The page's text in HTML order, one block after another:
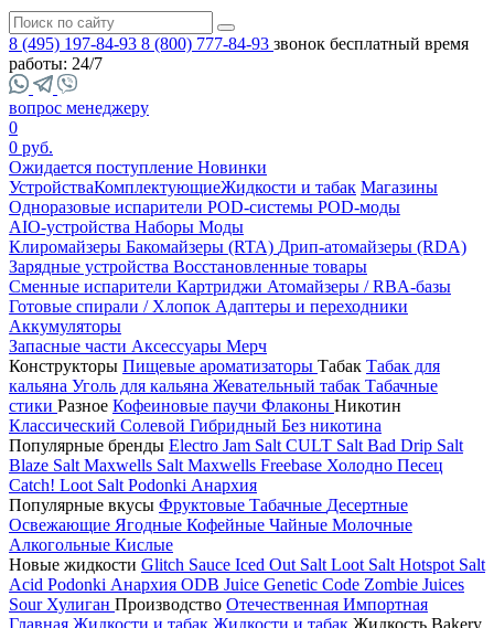
8 (495) 197-84-93 8 (800) 777-84-93 звонок бесплатный время
работы: 24/7
вопрос менеджеру
0
0 руб.
Ожидается поступление Новинки
УстройстваКомплектующиеЖидкости и табак Магазины
Одноразовые испарители POD-системы POD-моды
AIO-устройства Наборы Моды
Клиромайзеры Бакомайзеры (RTA) Дрип-атомайзеры (RDA)
Зарядные устройства Восстановленные товары
Сменные испарители Картриджи Атомайзеры / RBA-базы
Готовые спирали / Хлопок Адаптеры и переходники
Аккумуляторы
Запасные части Аксессуары Мерч
Конструкторы Пищевые ароматизаторы Табак Табак для
кальяна Уголь для кальяна Жевательный табак Табачные
стики Разное Кофеиновые паучи Флаконы Никотин
Классический Солевой Гибридный Без никотина
Популярные бренды Electro Jam Salt CULT Salt Bad Drip Salt
Blaze Salt Maxwells Salt Maxwells Freebase Холодно Песец
Catch! Loot Salt Podonki Анархия
Популярные вкусы Фруктовые Табачные Десертные
Освежающие Ягодные Кофейные Чайные Молочные
Алкогольные Кислые
Новые жидкости Glitch Sauce Iced Out Salt Loot Salt Hotspot Salt
Acid Podonki Анархия ODB Juice Genetic Code Zombie Juices
Sour Хулиган Производство Отечественная Импортная
Главная Жидкости и табак Жидкости и табак Жидкость Bakery